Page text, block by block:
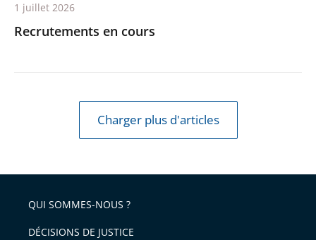
Recrutements en cours
1 juillet 2026
Charger plus d'articles
QUI SOMMES-NOUS ?
DÉCISIONS DE JUSTICE